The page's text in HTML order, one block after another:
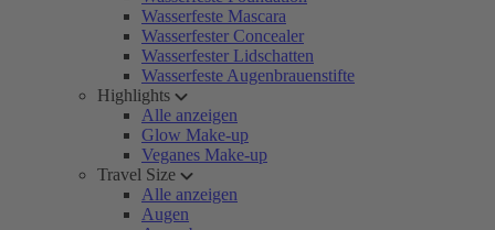
Wasserfeste Mascara
Wasserfester Concealer
Wasserfester Lidschatten
Wasserfeste Augenbrauenstifte
Highlights
Alle anzeigen
Glow Make-up
Veganes Make-up
Travel Size
Alle anzeigen
Augen